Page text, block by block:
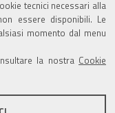
tecnici necessari alla
essere disponibili. Le
momento dal menu
la nostra Cookie